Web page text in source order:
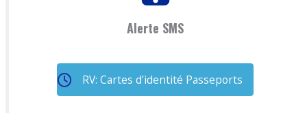
Alerte SMS
RV: Cartes d'identité Passeports